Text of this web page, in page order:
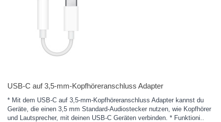
USB‑C auf 3,5‑mm-Kopfhörer­anschluss Adapter
* Mit dem USB‑C auf 3,5‑mm-Kopfhöreranschluss Adapter kannst du
Geräte, die einen 3,5 mm Standard-Audiostecker nutzen, wie Kopfhörer
und Lautsprecher, mit deinen USB‑C Geräten verbinden. * Funktioni..